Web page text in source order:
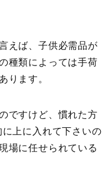
えば、子供必需品が
種類によっては手荷
ます。
ですけど、慣れた方
上に入れて下さいの
場に任せられている